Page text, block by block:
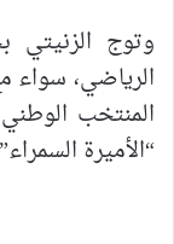
وتوج الزنيتي
الرياضي، سواء
المنتخب
“الأميرة